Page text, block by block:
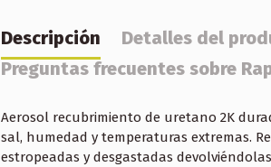
Descripción Detalles del
Preguntas frecuentes sobre
Aerosol recubrimiento de uretano 2K
sal, humedad y temperaturas extremas.
estropeadas y desgastadas